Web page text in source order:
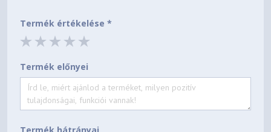
Termék értékelése *
Termék előnyei